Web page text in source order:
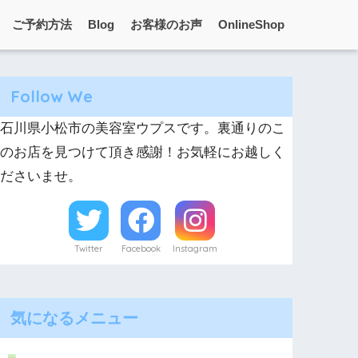
ご予約方法 Blog お客様のお声 OnlineShop
Follow We
石川県小松市の美容室ウプスです。裏通りのこ
のお店を見つけて頂き感謝！お気軽にお越しく
ださいませ。
Twitter Facebook Instagram
気になるメニュー